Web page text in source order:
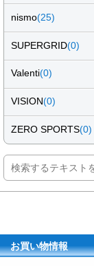
nismo(25)
SUPERGRID(0)
Valenti(0)
VISION(0)
ZERO SPORTS(0)
お買い物情報